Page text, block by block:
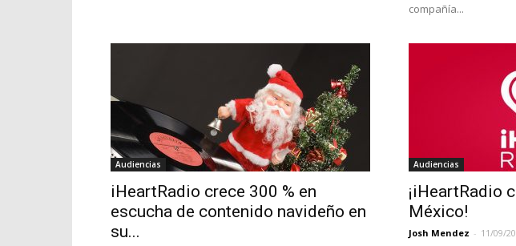
compañía...
Audiencias
iHeartRadio crece 300 % en
escucha de contenido navideño en
su...
Audiencias
¡iHeartRadio
México!
Josh Mendez - 11/09/